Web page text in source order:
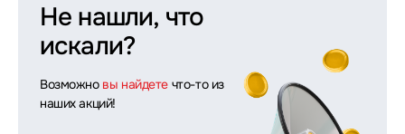
Не нашли, что
искали?
Возможно вы найдете что-то из
наших акций!